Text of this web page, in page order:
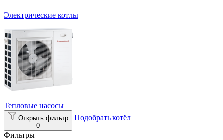
Электрические котлы
Тепловые насосы
Открыть фильтр
0
Подобрать котёл
Фильтры